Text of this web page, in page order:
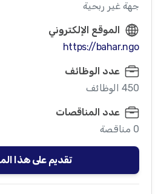
جهة غير ربحية
الموقع الإلكتروني
https://bahar.ngo
عدد الوظائف
450 الوظائف
عدد المناقصات
0 مناقصة
تقديم على هذا